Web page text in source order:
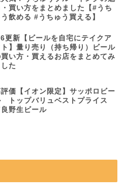
・買い方をまとめました【#うち
う飲める #うちゅう買える】
更新【ビールを自宅にテイクア
ト】量り売り（持ち帰り）ビール
い方・買えるお店をまとめてみ
した
価【イオン限定】サッポロビー
トップバリュベストプライス
野生ビール